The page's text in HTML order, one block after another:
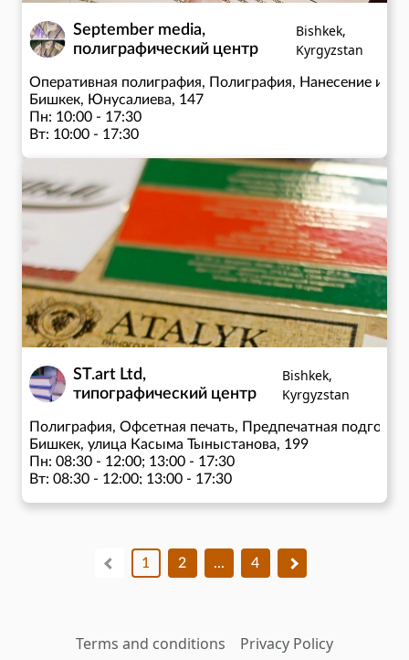
September media,
полиграфический центр
Bishkek,
Kyrgyzstan
Оперативная полиграфия, Полиграфия, Нанесение
Бишкек, Юнусалиева, 147
Пн: 10:00 - 17:30
Вт: 10:00 - 17:30
Чт: 10:00 - 17:30
Пт: 10:00 - 17:30
ST.art Ltd,
типографический центр
Bishkek,
Kyrgyzstan
Полиграфия, Офсетная печать, Предпечатная
Бишкек, улица Касыма Тыныстанова, 199
Пн: 08:30 - 12:00; 13:00 - 17:30
Вт: 08:30 - 12:00; 13:00 - 17:30
1 2 ... 4
Terms and conditions Privacy Policy